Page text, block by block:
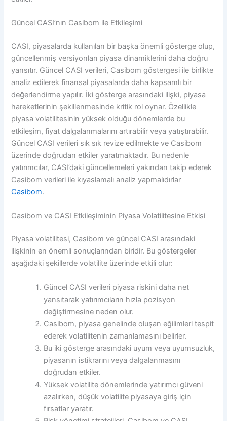
Güncel CASI’nın Casibom ile Etkileşimi
CASI, piyasalarda kullanılan bir başka önemli gösterge olup,
güncellenmiş versiyonları piyasa dinamiklerini daha doğru
yansıtır. Güncel CASI verileri, Casibom göstergesi ile birlikte
analiz edilerek finansal piyasalarda daha kapsamlı bir
değerlendirme yapılır. İki gösterge arasındaki ilişki, piyasa
hareketlerinin şekillenmesinde kritik rol oynar. Özellikle
piyasa volatilitesinin yüksek olduğu dönemlerde bu
etkileşim, fiyat dalgalanmalarını artırabilir veya yatıştırabilir.
Güncel CASI verileri sık sık revize edilmekte ve Casibom
üzerinde doğrudan etkiler yaratmaktadır. Bu nedenle
yatırımcılar, CASI’daki güncellemeleri yakından takip ederek
Casibom verileri ile kıyaslamalı analiz yapmalıdırlar
Casibom.
Casibom ve CASI Etkileşiminin Piyasa Volatilitesine Etkisi
Piyasa volatilitesi, Casibom ve güncel CASI arasındaki
ilişkinin en önemli sonuçlarından biridir. Bu göstergeler
aşağıdaki şekillerde volatilite üzerinde etkili olur:
Güncel CASI verileri piyasa riskini daha net
yansıtarak yatırımcıların hızla pozisyon
değiştirmesine neden olur.
Casibom, piyasa genelinde oluşan eğilimleri tespit
ederek volatilitenin zamanlamasını belirler.
Bu iki gösterge arasındaki uyum veya uyumsuzluk,
piyasanın istikrarını veya dalgalanmasını
doğrudan etkiler.
Yüksek volatilite dönemlerinde yatırımcı güveni
azalırken, düşük volatilite piyasaya giriş için
fırsatlar yaratır.